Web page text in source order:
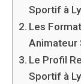
Sportif à
Les
Animateur
Le Profil
Sportif à